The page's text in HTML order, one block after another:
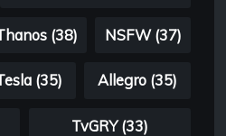
(38) NSFW (37)
(35) Allegro (35)
TvGRY (33)